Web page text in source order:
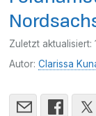
Zuletzt aktualisiert:
Autor:Clarissa